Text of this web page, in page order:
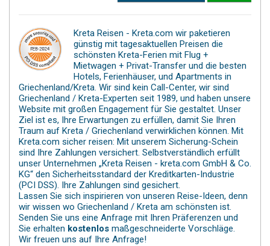
Kreta Reisen - Kreta.com wir paketieren
günstig mit tagesaktuellen Preisen die
schönsten Kreta-Ferien mit Flug +
Mietwagen + Privat-Transfer und die besten
Hotels, Ferienhäuser, und Apartments in
Griechenland/Kreta. Wir sind kein Call-Center, wir sind
Griechenland / Kreta-Experten seit 1989, und haben unsere
Website mit großen Engagement für Sie gestaltet. Unser
Ziel ist es, Ihre Erwartungen zu erfüllen, damit Sie Ihren
Traum auf Kreta / Griechenland verwirklichen können. Mit
Kreta.com sicher reisen: Mit unserem Sicherung-Schein
sind Ihre Zahlungen versichert. Selbstverständlich erfüllt
unser Unternehmen „Kreta Reisen - kreta.com GmbH & Co.
KG“ den Sicherheitsstandard der Kreditkarten-Industrie
(PCI DSS). Ihre Zahlungen sind gesichert.
Lassen Sie sich inspirieren von unseren Reise-Ideen, denn
wir wissen wo Griechenland / Kreta am schönsten ist.
Senden Sie uns eine Anfrage mit Ihren Präferenzen und
Sie erhalten kostenlos maßgeschneiderte Vorschläge.
Wir freuen uns auf Ihre Anfrage!